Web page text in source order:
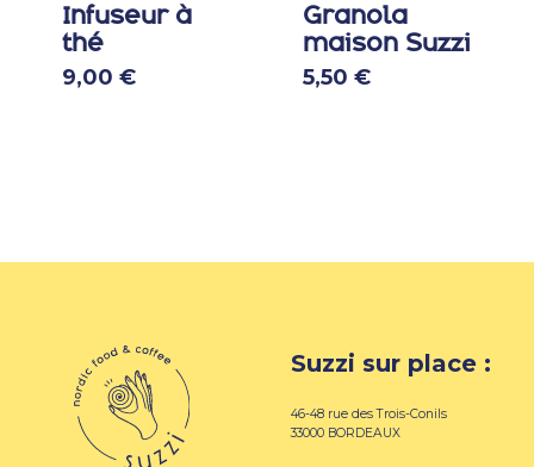
produit
Infuseur à
thé
9,00 €
Granola
maison Suzzi
5,50 €
Suzzi sur place :
46-48 rue des Trois-Conils
33000 BORDEAUX